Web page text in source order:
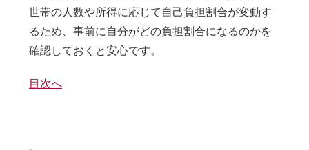
世帯の人数や所得に応じて自己負担割合が変動す
るため、事前に自分がどの負担割合になるのかを
確認しておくと安心です。
目次へ